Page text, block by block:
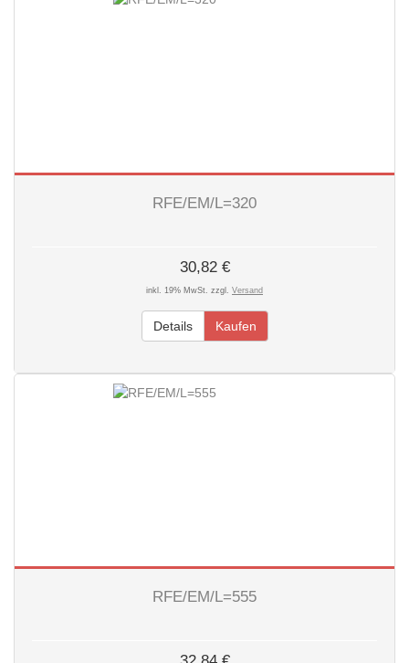
RFE/EM/L=320
30,82 €
inkl. 19% MwSt. zzgl. Versand
Details Kaufen
RFE/EM/L=555